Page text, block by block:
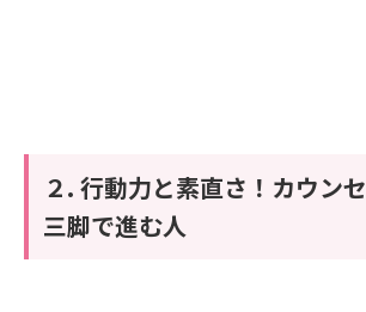
２. 行動力と素直さ！カウン
三脚で進む人